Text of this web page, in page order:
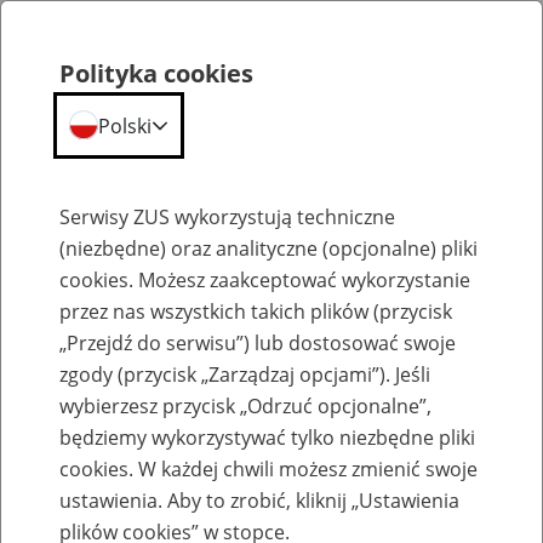
Emerytury
Baza zlikwidowanych lub
przekształconych zakładów pracy
Polityka cookies
Polski
Serwisy ZUS wykorzystują techniczne
(niezbędne) oraz analityczne (opcjonalne) pliki
cookies. Możesz zaakceptować wykorzystanie
przez nas wszystkich takich plików (przycisk
„Przejdź do serwisu”) lub dostosować swoje
zgody (przycisk „Zarządzaj opcjami”). Jeśli
wybierzesz przycisk „Odrzuć opcjonalne”,
będziemy wykorzystywać tylko niezbędne pliki
cookies. W każdej chwili możesz zmienić swoje
ustawienia. Aby to zrobić, kliknij „Ustawienia
plików cookies” w stopce.